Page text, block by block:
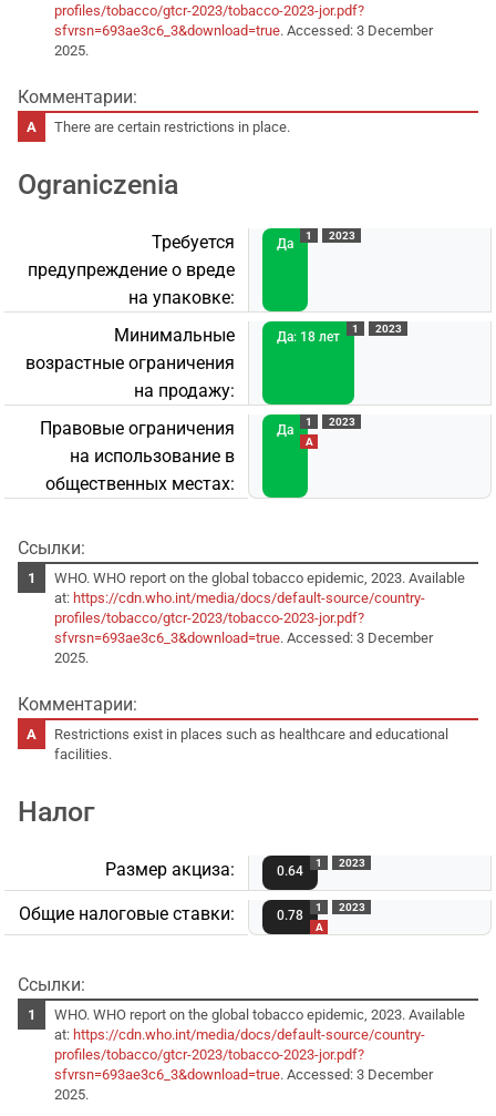
profiles/tobacco/gtcr-2023/tobacco-2023-jor.pdf?
sfvrsn=693ae3c6_3&download=true. Accessed: 3 December
2025.
Комментарии:
There are certain restrictions in place.
Ograniczenia
Требуется
предупреждение о вреде
на упаковке:
Да
1 2023
Минимальные
возрастные ограничения
на продажу:
Да: 18 лет
1 2023
Правовые ограничения
на использование в
общественных местах:
Да
1
A
2023
Ссылки:
WHO. WHO report on the global tobacco epidemic, 2023. Available
at: https://cdn.who.int/media/docs/default-source/country-
profiles/tobacco/gtcr-2023/tobacco-2023-jor.pdf?
sfvrsn=693ae3c6_3&download=true. Accessed: 3 December
2025.
Комментарии:
Restrictions exist in places such as healthcare and educational
facilities.
Налог
Размер акциза: 0.64
1 2023
Общие налоговые ставки: 0.78
1
A
2023
Ссылки:
WHO. WHO report on the global tobacco epidemic, 2023. Available
at: https://cdn.who.int/media/docs/default-source/country-
profiles/tobacco/gtcr-2023/tobacco-2023-jor.pdf?
sfvrsn=693ae3c6_3&download=true. Accessed: 3 December
2025.